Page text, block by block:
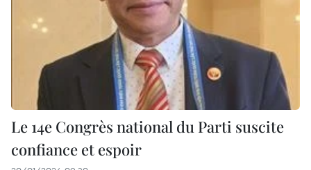
Le 14e Congrès national du Parti suscite
confiance et espoir